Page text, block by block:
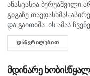
ანასტასია
გიგაზე თავდასხმას
და გაითიშა. ის ამას
იცოდა, - ამის შესახებ
ავალიანის...
ᲓᲐᲬᲕᲠᲘᲚᲔᲑᲘᲗ
მდინარე